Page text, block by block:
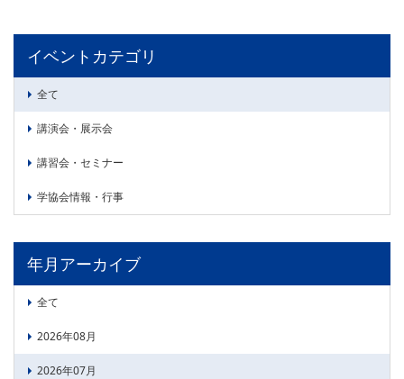
入会のご案内
入会金・会費規程
ニュース＆イベント
ニュース
プレスリリース
イベント
PICK UP
イベントカテゴリ
全て
講演会・展示会
講習会・セミナー
学協会情報・行事
年月アーカイブ
全て
2026年08月
2026年07月